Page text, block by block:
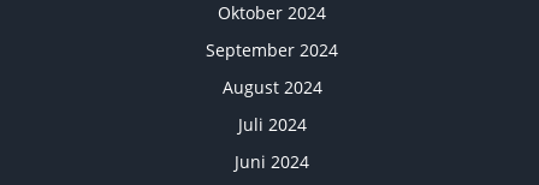
Oktober 2024
September 2024
August 2024
Juli 2024
Juni 2024